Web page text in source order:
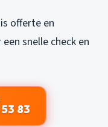
offerte en
snelle check en
83